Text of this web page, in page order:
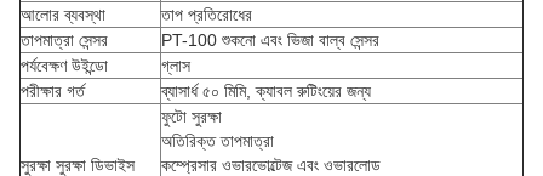
আলোর ব্যবস্থা
তাপ প্রতিরোধের
তাপমাত্রা সেন্সর
PT-100 শুকনো এবং ভিজা বাল্ব সেন্সর
পর্যবেক্ষণ উইন্ডো
গ্লাস
পরীক্ষার গর্ত
ব্যাসার্ধ ৫০ মিমি, ক্যাবল রুটিংয়ের জন্য
সুরক্ষা সুরক্ষা ডিভাইস
ফুটো সুরক্ষা
অতিরিক্ত তাপমাত্রা
কম্প্রেসার ওভারভোল্টেজ এবং ওভারলোড